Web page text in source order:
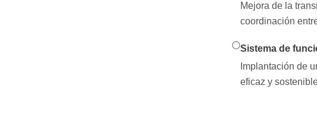
Mejora de la
coordinación
Sistema de
Implantación de
eficaz y